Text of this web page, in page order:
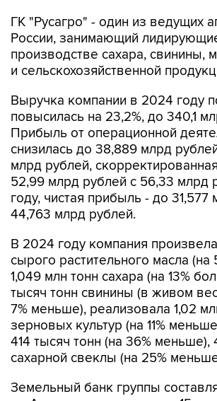
производстве сахара, свинины,
и сельскохозяйственной
Выручка компании в 2024 году
Прибыль от операционной
снизилась до 38,889 млрд
млрд рублей, скорректированная
52,99 млрд рублей с 56,33 млрд
году, чистая прибыль - до 31,577
44,763 млрд рублей.
В 2024 году компания произвела
1,049 млн тонн сахара (на 13%
тысяч тонн свинины (в живом
7% меньше), реализовала 1,02
зерновых культур (на 11%
414 тысяч тонн (на 36% меньше),
сахарной свеклы (на 25%
Земельный банк группы